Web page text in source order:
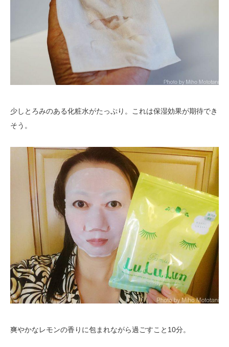
少しとろみのある化粧水がたっぷり。これは保湿効果が期待でき
そう。
爽やかなレモンの香りに包まれながら過ごすこと10分。